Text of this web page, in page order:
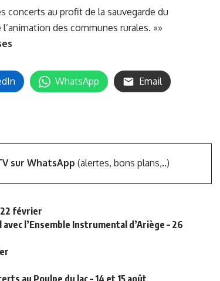
concerts au profit de la sauvegarde du
des communes rurales. »»
WhatsApp Email
sur WhatsApp (alertes, bons plans,..)
février
l’Ensemble Instrumental d’Ariège – 26